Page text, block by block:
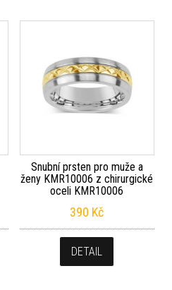
Snubní prsten pro muže a
ženy KMR10006 z chirurgické
oceli KMR10006
390 Kč
DETAIL